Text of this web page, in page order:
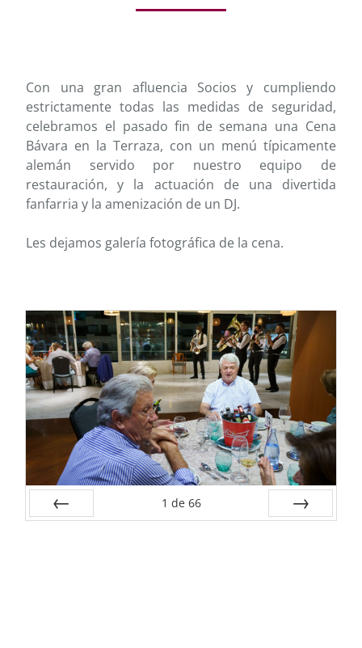
Con una gran afluencia Socios y cumpliendo
estrictamente todas las medidas de seguridad,
celebramos el pasado fin de semana una Cena
Bávara en la Terraza, con un menú típicamente
alemán servido por nuestro equipo de
restauración, y la actuación de una divertida
fanfarria y la amenización de un DJ.
Les dejamos galería fotográfica de la cena.
1 de 66